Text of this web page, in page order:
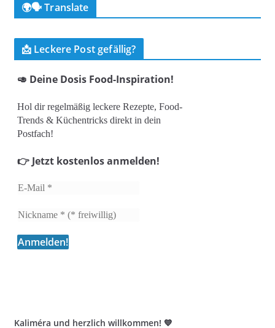
🌍🗣️ Translate
📩 Leckere Post gefällig?
🥑 Deine Dosis Food-Inspiration!
Hol dir regelmäßig leckere Rezepte, Food-
Trends & Küchentricks direkt in dein
Postfach!
👉 Jetzt kostenlos anmelden!
Kaliméra und herzlich willkommen! 💙